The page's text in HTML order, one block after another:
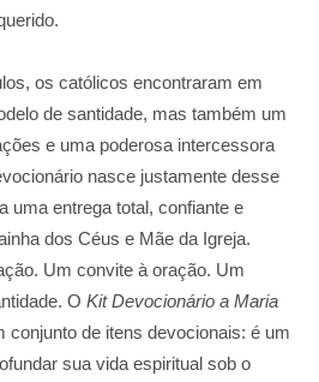
os católicos encontraram em
de santidade, mas também um
e uma poderosa intercessora
nasce justamente desse
uma entrega total, confiante e
dos Céus e Mãe da Igreja.
Um convite à oração. Um
O Kit Devocionário a Maria
conjunto de itens devocionais: é um
sua vida espiritual sob o